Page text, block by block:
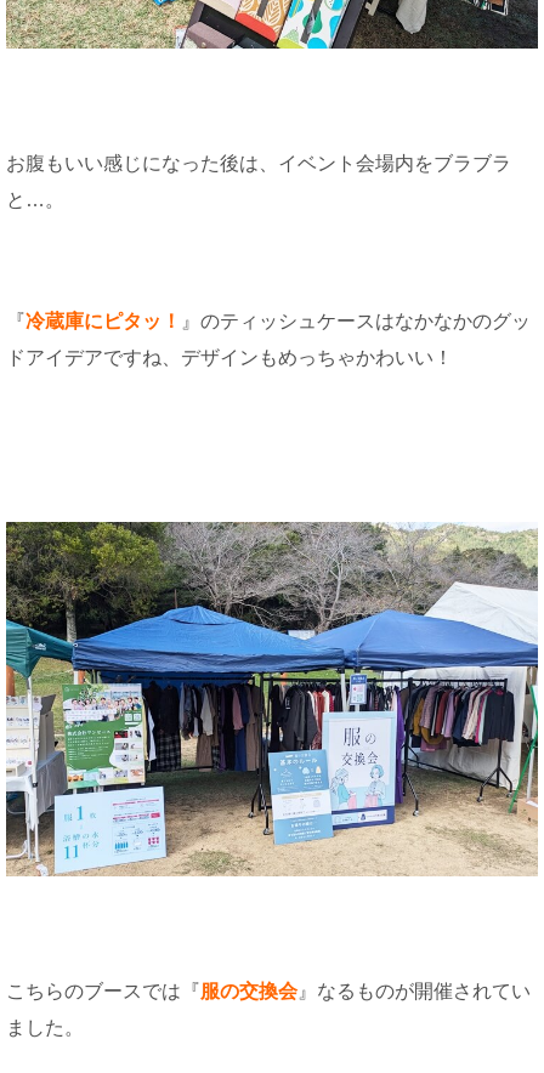
お腹もいい感じになった後は、イベント会場内をブラブラ
と…。
『冷蔵庫にピタッ！ 』のティッシュケースはなかなかのグッ
ドアイデアですね、デザインもめっちゃかわいい！
こちらのブースでは『服の交換会』なるものが開催されてい
ました。